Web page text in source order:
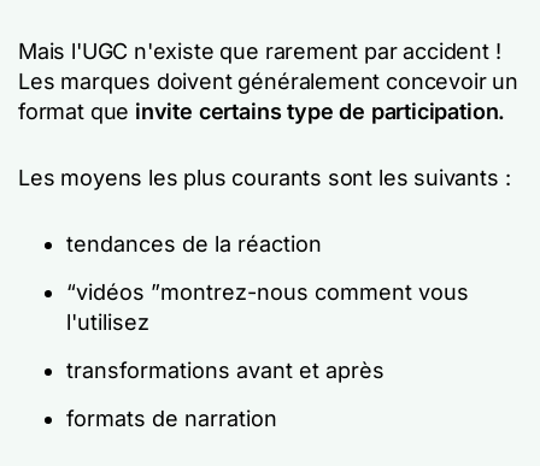
Mais l'UGC n'existe que rarement par accident !
Les marques doivent généralement concevoir un
format que invite certains type de participation.
Les moyens les plus courants sont les suivants :
tendances de la réaction
“vidéos ”montrez-nous comment vous
l'utilisez
transformations avant et après
formats de narration